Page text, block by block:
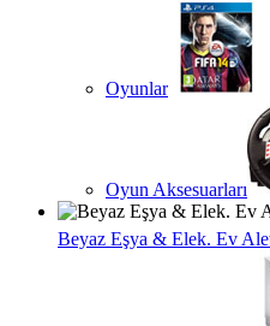
Oyunlar
Oyun Aksesuarları
Beyaz Eşya & Elek. Ev